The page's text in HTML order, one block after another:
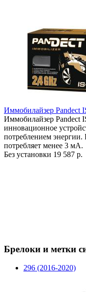
Иммобилайзер Pandect
Иммобилайзер Pandect
инновационное
потреблением
потребляет менее 3 мА.
Без установки 19 587 р.
Брелоки и метки
296 (2016-2020)